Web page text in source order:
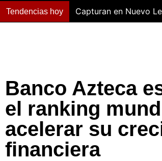
Tendencias hoy Capturan en Nuevo
Banco Azteca
el ranking
acelerar su
financiera